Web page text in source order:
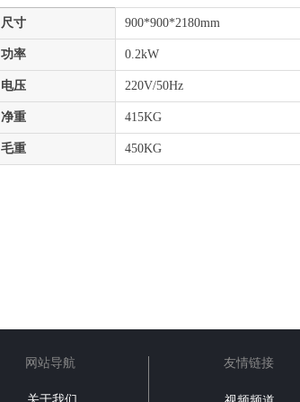
尺寸 900*900*2180mm
功率 0.2kW
电压 220V/50Hz
净重 415KG
毛重 450KG
网站导航 友情链接